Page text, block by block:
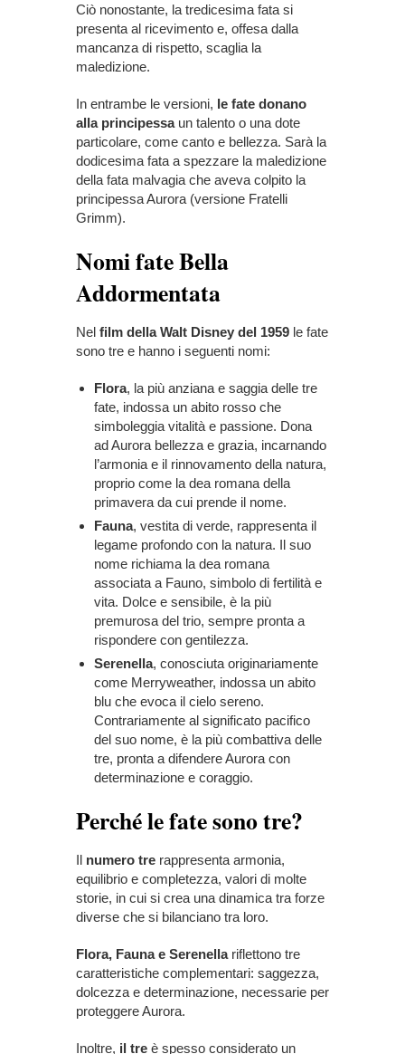
Ciò nonostante, la tredicesima fata si
presenta al ricevimento e, offesa dalla
mancanza di rispetto, scaglia la
maledizione.
In entrambe le versioni, le fate donano
alla principessaun talento o una dote
particolare, come canto e bellezza. Sarà la
dodicesima fata a spezzare la maledizione
della fata malvagia che aveva colpito la
principessa Aurora (versione Fratelli
Grimm).
Nomi fate Bella
Addormentata
Nel film della Walt Disney del 1959 le fate
sono tre e hanno i seguenti nomi:
Flora, la più anziana e saggia delle tre
fate, indossa un abito rosso che
simboleggia vitalità e passione. Dona
ad Aurora bellezza e grazia, incarnando
l’armonia e il rinnovamento della natura,
proprio come la dea romana della
primavera da cui prende il nome.
Fauna, vestita di verde, rappresenta il
legame profondo con la natura. Il suo
nome richiama la dea romana
associata a Fauno, simbolo di fertilità e
vita. Dolce e sensibile, è la più
premurosa del trio, sempre pronta a
rispondere con gentilezza.
Serenella, conosciuta originariamente
come Merryweather, indossa un abito
blu che evoca il cielo sereno.
Contrariamente al significato pacifico
del suo nome, è la più combattiva delle
tre, pronta a difendere Aurora con
determinazione e coraggio.
Perché le fate sono tre?
Il numero tre rappresenta armonia,
equilibrio e completezza, valori di molte
storie, in cui si crea una dinamica tra forze
diverse che si bilanciano tra loro.
Flora, Fauna e Serenellariflettono tre
caratteristiche complementari: saggezza,
dolcezza e determinazione, necessarie per
proteggere Aurora.
Inoltre, il tre è spesso considerato un